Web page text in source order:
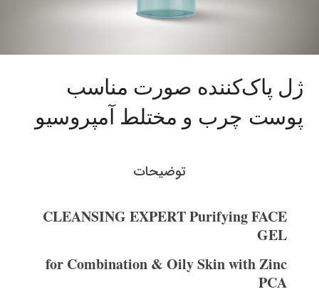
ژل پاک‌کننده صورت مناسب
پوست چرب و مختلط آمپروسیو
توضیحات
CLEANSING EXPERT Purifying FACE
GEL
for Combination & Oily Skinwith Zinc
PCA